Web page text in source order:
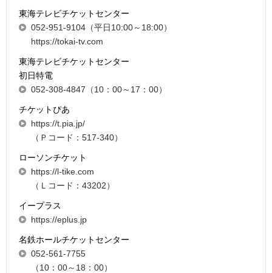
東海テレビチケットセンター
052-951-9104（平日10:00～18:00）
https://tokai-tv.com
東海テレビチケットセンター
初日特電
052-308-4847（10：00～17：00）
チケットぴあ
https://t.pia.jp/
（Ｐコード：517-340）
ローソンチケット
https://l-tike.com
（Ｌコード：43202）
イープラス
https://eplus.jp
名鉄ホールチケットセンター
052-561-7755
（10：00～18：00）